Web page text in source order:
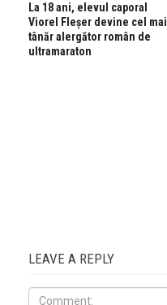
La 18 ani, elevul caporal
Viorel Fleșer devine cel mai
tânăr alergător român de
ultramaraton
LEAVE A REPLY